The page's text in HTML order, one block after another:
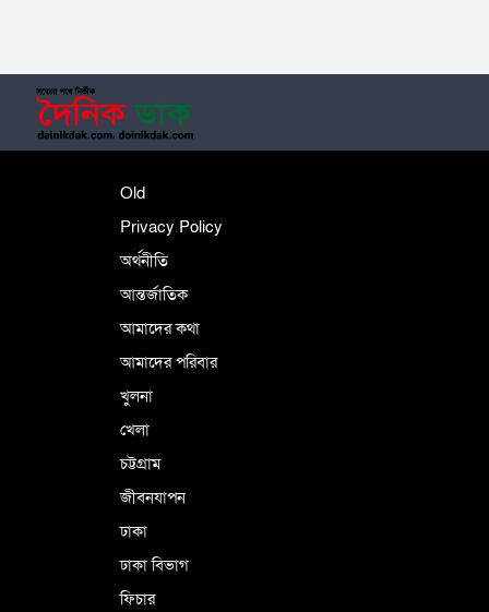
Old
Privacy Policy
অর্থনীতি
আন্তর্জাতিক
আমাদের কথা
আমাদের পরিবার
খুলনা
খেলা
চট্টগ্রাম
জীবনযাপন
ঢাকা
ঢাকা বিভাগ
ফিচার